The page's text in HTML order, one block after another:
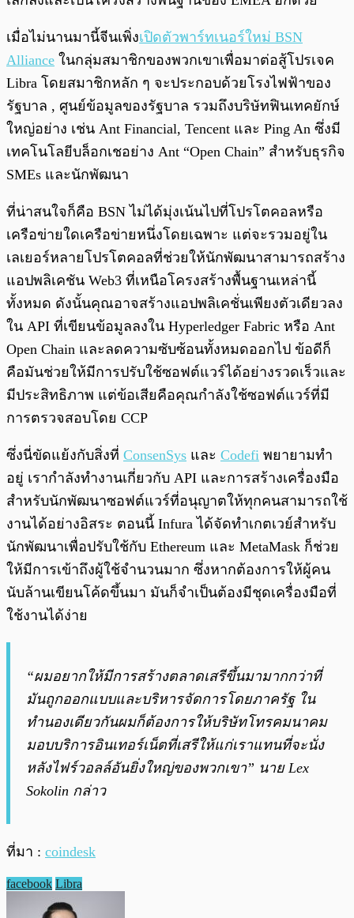
เมื่อไม่นานมานี้จีนเพิ่งเปิดตัวพาร์ทเนอร์ใหม่ BSN
Alliance ในกลุ่มสมาชิกของพวกเขาเพื่อมาต่อสู้โปรเจค
Libra โดยสมาชิกหลัก ๆ จะประกอบด้วยโรงไฟฟ้าของ
รัฐบาล , ศูนย์ข้อมูลของรัฐบาล รวมถึงบริษัทฟินเทคยักษ์
ใหญ่อย่าง เช่น Ant Financial, Tencent และ Ping An ซึ่งมี
เทคโนโลยีบล็อกเชอย่าง Ant “Open Chain” สำหรับธุรกิจ
SMEs และนักพัฒนา
ที่น่าสนใจก็คือ BSN ไม่ได้มุ่งเน้นไปที่โปรโตคอลหรือ
เครือข่ายใดเครือข่ายหนึ่งโดยเฉพาะ แต่จะรวมอยู่ใน
เลเยอร์หลายโปรโตคอลที่ช่วยให้นักพัฒนาสามารถสร้าง
แอปพลิเคชัน Web3 ที่เหนือโครงสร้างพื้นฐานเหล่านี้
ทั้งหมด ดังนั้นคุณอาจสร้างแอปพลิเคชั่นเพียงตัวเดียวลง
ใน API ที่เขียนข้อมูลลงใน Hyperledger Fabric หรือ Ant
Open Chain และลดความซับซ้อนทั้งหมดออกไป ข้อดีก็
คือมันช่วยให้มีการปรับใช้ซอฟต์แวร์ได้อย่างรวดเร็วและ
มีประสิทธิภาพ แต่ข้อเสียคือคุณกำลังใช้ซอฟต์แวร์ที่มี
การตรวจสอบโดย CCP
ซึ่งนี่ขัดแย้งกับสิ่งที่ ConsenSys และ Codefi พยายามทำ
อยู่ เรากำลังทำงานเกี่ยวกับ API และการสร้างเครื่องมือ
สำหรับนักพัฒนาซอฟต์แวร์ที่อนุญาตให้ทุกคนสามารถใช้
งานได้อย่างอิสระ ตอนนี้ Infura ได้จัดทำเกตเวย์สำหรับ
นักพัฒนาเพื่อปรับใช้กับ Ethereum และ MetaMask ก็ช่วย
ให้มีการเข้าถึงผู้ใช้จำนวนมาก ซึ่งหากต้องการให้ผู้คน
นับล้านเขียนโค้ดขึ้นมา มันก็จำเป็นต้องมีชุดเครื่องมือที่
ใช้งานได้ง่าย
“ผมอยากให้มีการสร้างตลาดเสรีขึ้นมามากกว่าที่
มันถูกออกแบบและบริหารจัดการโดยภาครัฐ ใน
ทำนองเดียวกันผมก็ต้องการให้บริษัทโทรคมนาคม
มอบบริการอินเทอร์เน็ตที่เสรีให้แก่เราแทนที่จะนั่ง
หลังไฟร์วอลล์อันยิ่งใหญ่ของพวกเขา” นาย Lex
Sokolin กล่าว
ที่มา : coindesk
facebook Libra